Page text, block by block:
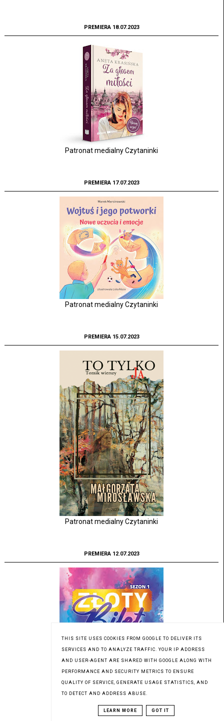
PREMIERA 18.07.2023
Patronat medialny Czytaninki
PREMIERA 17.07.2023
Patronat medialny Czytaninki
PREMIERA 15.07.2023
Patronat medialny Czytaninki
PREMIERA 12.07.2023
THIS SITE USES COOKIES FROM GOOGLE TO DELIVER ITS
SERVICES AND TO ANALYZE TRAFFIC. YOUR IP ADDRESS
AND USER-AGENT ARE SHARED WITH GOOGLE ALONG WITH
PERFORMANCE AND SECURITY METRICS TO ENSURE
QUALITY OF SERVICE, GENERATE USAGE STATISTICS, AND
TO DETECT AND ADDRESS ABUSE.
LEARN MORE GOT IT